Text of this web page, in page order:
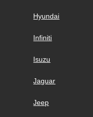
Hyundai
Infiniti
Isuzu
Jaguar
Jeep